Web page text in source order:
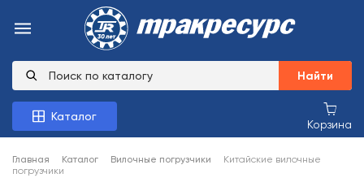
Найти
Каталог
Корзина
Главная Каталог Вилочные погрузчики
Китайские вилочные
погрузчики